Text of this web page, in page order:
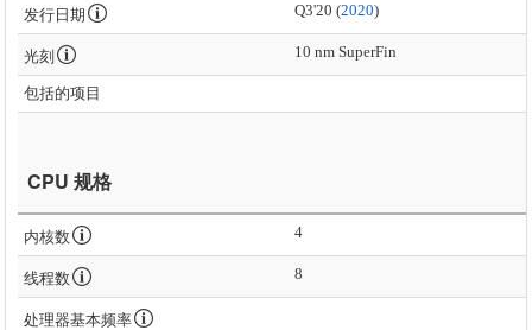
发行日期 Q3'20 (2020)
光刻 10 nm SuperFin
包括的项目
CPU 规格
内核数 4
线程数 8
处理器基本频率